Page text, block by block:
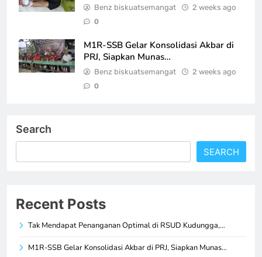
Benz biskuatsemangat 2 weeks ago
0
M1R-SSB Gelar Konsolidasi Akbar di
PRJ, Siapkan Munas…
Benz biskuatsemangat 2 weeks ago
0
Search
SEARCH
Recent Posts
Tak Mendapat Penanganan Optimal di RSUD Kudungga,…
M1R-SSB Gelar Konsolidasi Akbar di PRJ, Siapkan Munas…